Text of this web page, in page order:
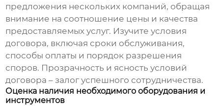
предложения нескольких компаний, обращая
внимание на соотношение цены и качества
предоставляемых услуг. Изучите условия
договора, включая сроки обслуживания,
способы оплаты и порядок разрешения
споров. Прозрачность и ясность условий
договора – залог успешного сотрудничества.
Оценка наличия необходимого оборудования и
инструментов